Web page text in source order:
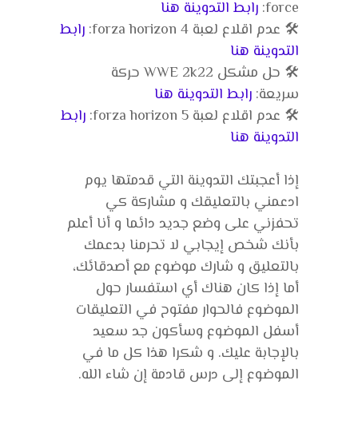
force: رابط التدوينة هنا
🛠️ عدم اقلاع لعبة forza horizon 4:
رابط
التدوينة هنا
🛠️ حل مشكل WWE 2k22 حركة
سريعة: رابط التدوينة هنا
🛠️ عدم اقلاع لعبة forza horizon 5:
رابط
التدوينة هنا
إذا أعجبتك التدوينة التي قدمتها يوم
ادعمني بالتعليقك و مشاركة كي
تحفزني على وضع جديد دائما و أنا أعلم
بأنك شخص إيجابي لا تحرمنا بدعمك
بالتعليق و شارك موضوع مع أصدقائك،
أما إذا كان هناك أي استفسار حول
الموضوع فالحوار مفتوح في التعليقات
أسفل الموضوع وسأكون جد سعيد
بالإجابة عليك. و شكرا هذا كل ما في
الموضوع إلى درس قادمة إن شاء الله.